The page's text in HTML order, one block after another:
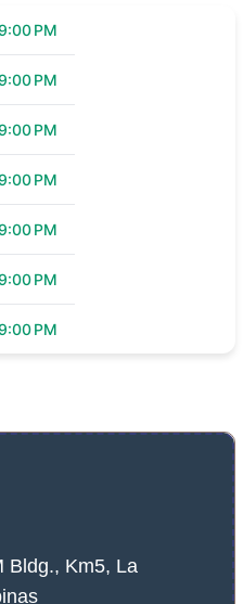
PM
PM
PM
PM
PM
PM
PM
Bldg., Km5, La